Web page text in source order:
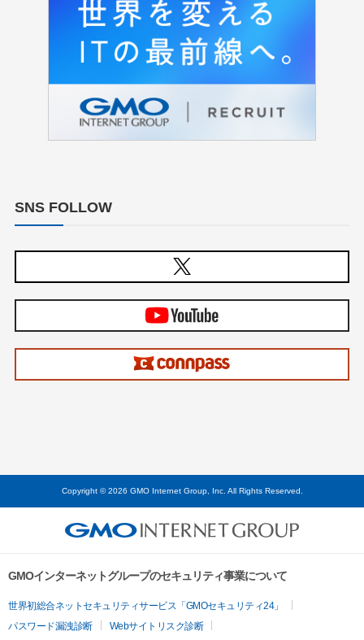
SNS FOLLOW
Copyright © 2026 GMO Internet Group, Inc. All Rights Reserved.
GMOインターネットグループのセキュリティ事業について
世界初総合ネットセキュリティサービス「GMOセキュリティ24」
パスワード漏洩診断
Webサイトリスク診断